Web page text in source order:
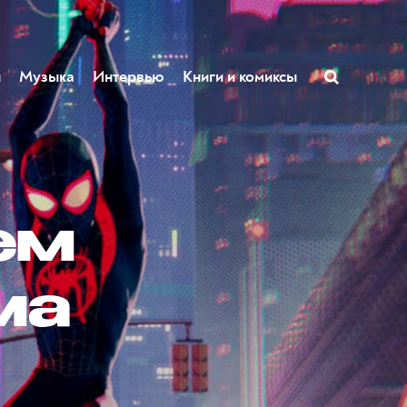
Музыка Интервью Книги и комиксы